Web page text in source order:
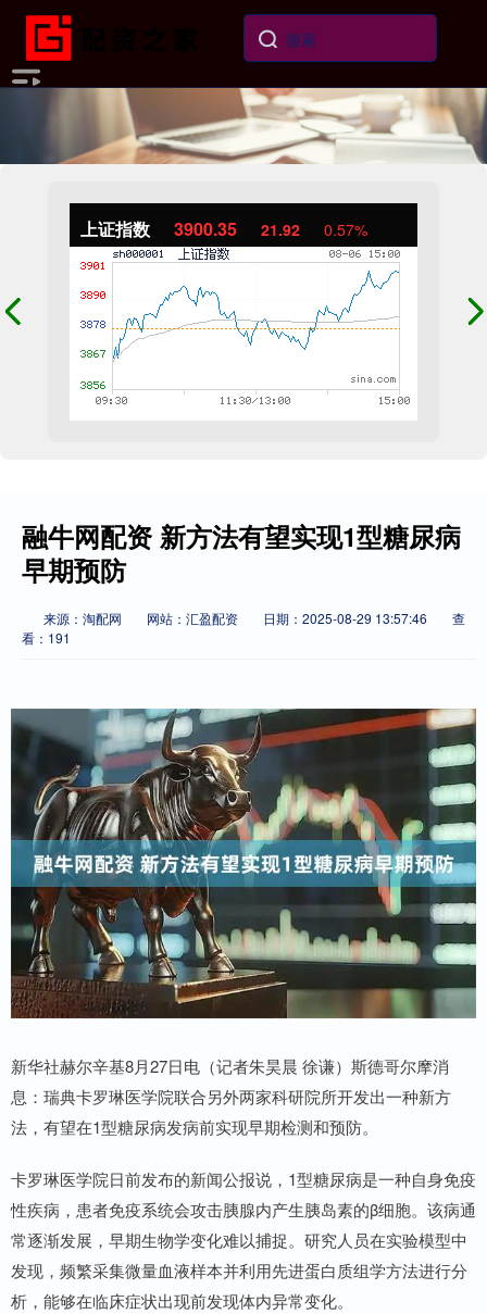
上证指数 3900.35 21.92 0.57%
融牛网配资 新方法有望实现1型糖尿病
早期预防
来源：淘配网 网站：汇盈配资 日期：2025-08-29 13:57:46
查
看：191
新华社赫尔辛基8月27日电（记者朱昊晨 徐谦）斯德哥尔摩消
息：瑞典卡罗琳医学院联合另外两家科研院所开发出一种新方
法，有望在1型糖尿病发病前实现早期检测和预防。
卡罗琳医学院日前发布的新闻公报说，1型糖尿病是一种自身免疫
性疾病，患者免疫系统会攻击胰腺内产生胰岛素的β细胞。该病通
常逐渐发展，早期生物学变化难以捕捉。研究人员在实验模型中
发现，频繁采集微量血液样本并利用先进蛋白质组学方法进行分
析，能够在临床症状出现前发现体内异常变化。